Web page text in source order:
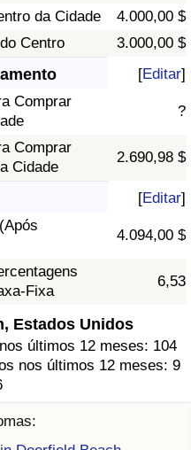
da Cidade
4.000,00 $
Centro
3.000,00 $
[Editar]
Comprar
?
Comprar
Cidade
2.690,98 $
[Editar]
4.094,00 $
Fixa
6,53
Estados Unidos
últimos 12 meses: 104
nos últimos 12 meses: 9